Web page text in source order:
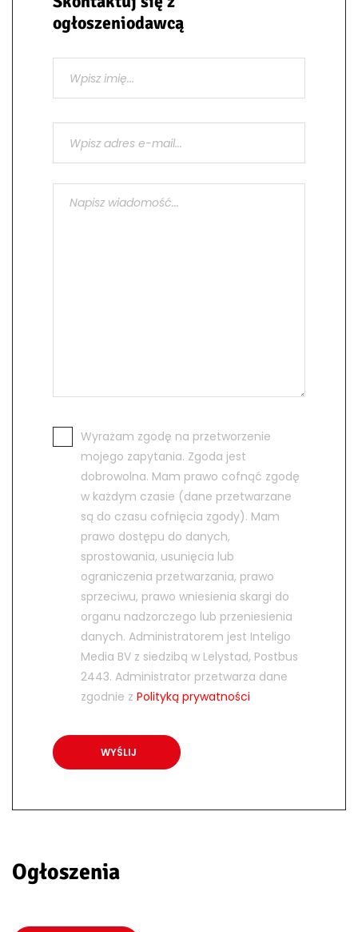
ogłoszeniodawcą
Wyrażam zgodę na przetworzenie
mojego zapytania. Zgoda jest
dobrowolna. Mam prawo cofnąć zgodę
w każdym czasie (dane przetwarzane
są do czasu cofnięcia zgody). Mam
prawo dostępu do danych,
sprostowania, usunięcia lub
ograniczenia przetwarzania, prawo
sprzeciwu, prawo wniesienia skargi do
organu nadzorczego lub przeniesienia
danych. Administratorem jest Inteligo
Media BV z siedzibą w Lelystad, Postbus
2443. Administrator przetwarza dane
zgodnie z Polityką prywatności
Ogłoszenia